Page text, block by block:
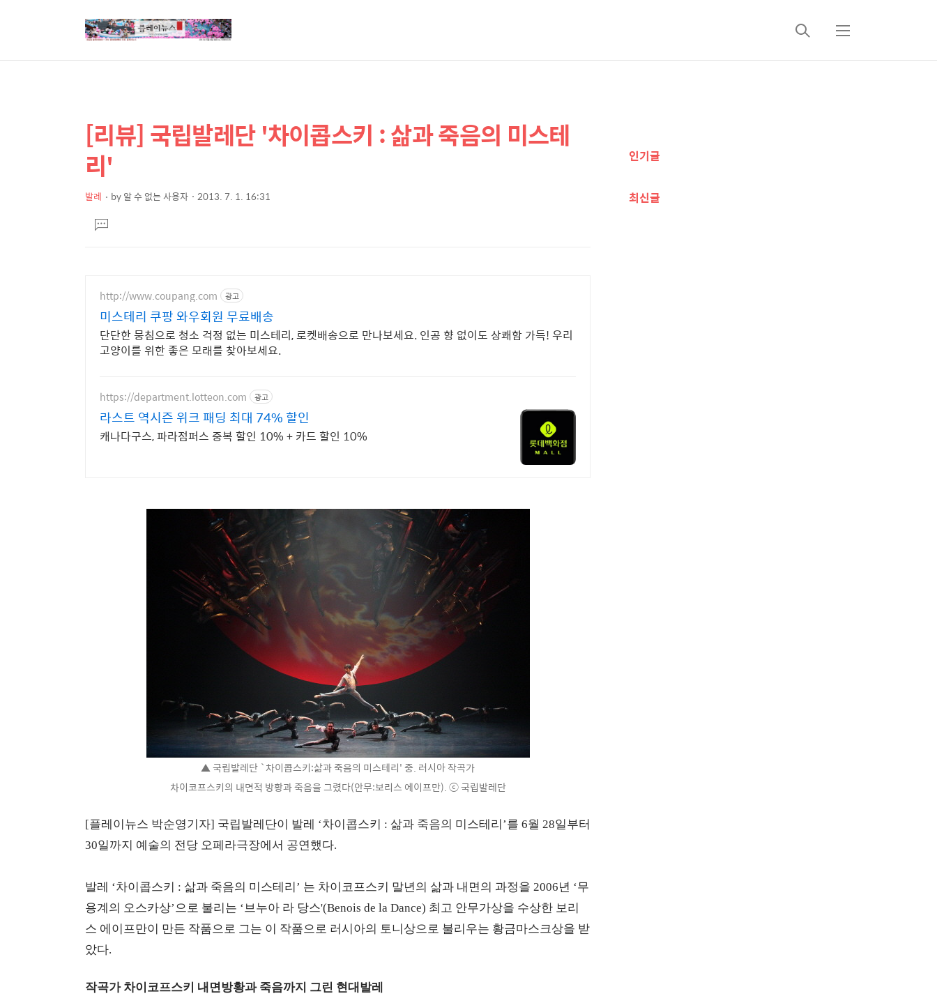
검
메
상
세
컨
텐
본
문
제
[리뷰] 국립발레단 '차이콥스키 : 삶과 죽음의 미스테
리'
발레 by알 수 없는 사용자 2013. 7. 1. 16:31
문댓
글
http://www.coupang.com 광고
미스테리 쿠팡 와우회원 무료배송
단단한 뭉침으로 청소 걱정 없는 미스테리, 로켓배송으로 만나보세요. 인공 향 없이도 상쾌함 가득! 우리
고양이를 위한 좋은 모래를 찾아보세요.
https://department.lotteon.com 광고
라스트 역시즌 위크 패딩 최대 74% 할인
캐나다구스, 파라점퍼스 중복 할인 10% + 카드 할인 10%
▲ 국립발레단 `차이콥스키:삶과 죽음의 미스테리' 중. 러시아 작곡가
차이코프스키의 내면적 방황과 죽음을 그렸다(안무:보리스 에이프만). ⓒ 국립발레단
[플레이뉴스 박순영기자] 국립발레단이 발레 ‘차이콥스키 : 삶과 죽음의 미스테리’를 6월 28일부터
30일까지 예술의 전당 오페라극장에서 공연했다.
발레 ‘차이콥스키 : 삶과 죽음의 미스테리’ 는 차이코프스키 말년의 삶과 내면의 과정을 2006년 ‘무
용계의 오스카상’으로 불리는 ‘브누아 라 당스'(Benois de la Dance) 최고 안무가상을 수상한 보리
스 에이프만이 만든 작품으로 그는 이 작품으로 러시아의 토니상으로 불리우는 황금마스크상을 받
았다.
작곡가 차이코프스키 내면방황과 죽음까지 그린 현대발레
가
보
인기글
최신글